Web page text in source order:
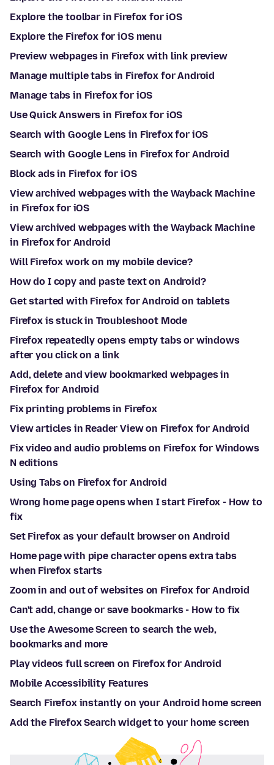
Explore the toolbar in Firefox for iOS
Explore the Firefox for iOS menu
Preview webpages in Firefox with link preview
Manage multiple tabs in Firefox for Android
Manage tabs in Firefox for iOS
Use Quick Answers in Firefox for iOS
Search with Google Lens in Firefox for iOS
Search with Google Lens in Firefox for Android
Block ads in Firefox for iOS
View archived webpages with the Wayback Machine
in Firefox for iOS
View archived webpages with the Wayback Machine
in Firefox for Android
Will Firefox work on my mobile device?
How do I copy and paste text on Android?
Get started with Firefox for Android on tablets
Firefox is stuck in Troubleshoot Mode
Firefox repeatedly opens empty tabs or windows
after you click on a link
Add, delete and view bookmarked webpages in
Firefox for Android
Fix printing problems in Firefox
View articles in Reader View on Firefox for Android
Fix video and audio problems on Firefox for Windows
N editions
Using Tabs on Firefox for Android
Wrong home page opens when I start Firefox - How to
fix
Set Firefox as your default browser on Android
Home page with pipe character opens extra tabs
when Firefox starts
Zoom in and out of websites on Firefox for Android
Can't add, change or save bookmarks - How to fix
Use the Awesome Screen to search the web,
bookmarks and more
Play videos full screen on Firefox for Android
Mobile Accessibility Features
Search Firefox instantly on your Android home screen
Add the Firefox Search widget to your home screen